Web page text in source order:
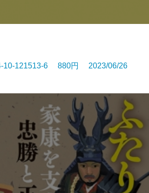
10-121513-6 880円 2023/06/26